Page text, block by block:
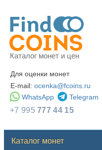
Каталог монет и цен
Для оценки монет
E-mail: ocenka@fcoins.ru
WhatsApp
Telegram
+7 995777 44 15
Каталог монет